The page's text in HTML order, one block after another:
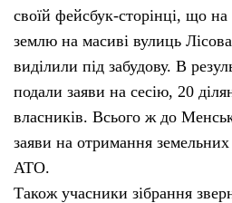
своїй фейсбук-сторінці, що на
землю на масиві вулиць
виділили під забудову. В
подали заяви на сесію, 20
власників. Всього ж до
заяви на отримання
АТО.
Також учасники зібрання